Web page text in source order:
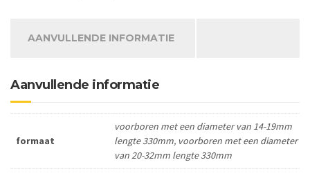
AANVULLENDE INFORMATIE
Aanvullende informatie
formaat
voorboren met een diameter van 14-19mm
lengte 330mm, voorboren met een diameter
van 20-32mm lengte 330mm